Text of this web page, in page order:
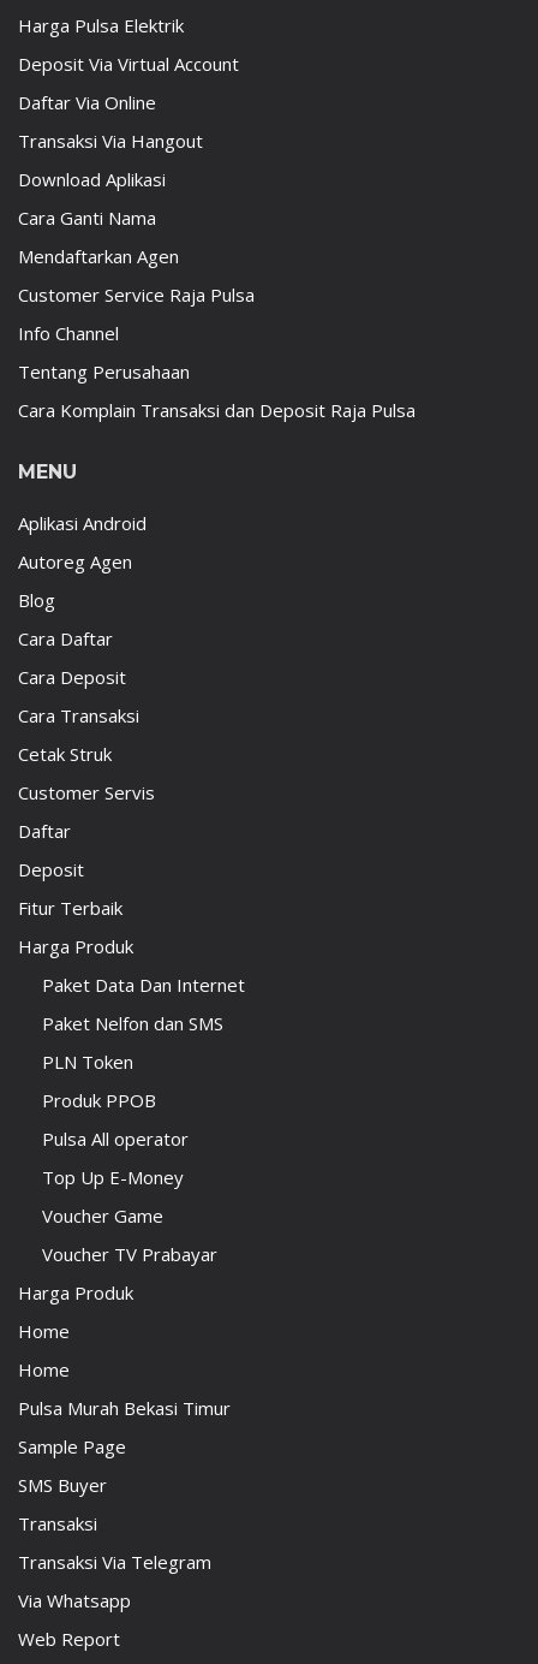
Harga Pulsa Elektrik
Deposit Via Virtual Account
Daftar Via Online
Transaksi Via Hangout
Download Aplikasi
Cara Ganti Nama
Mendaftarkan Agen
Customer Service Raja Pulsa
Info Channel
Tentang Perusahaan
Cara Komplain Transaksi dan Deposit Raja Pulsa
MENU
Aplikasi Android
Autoreg Agen
Blog
Cara Daftar
Cara Deposit
Cara Transaksi
Cetak Struk
Customer Servis
Daftar
Deposit
Fitur Terbaik
Harga Produk
Paket Data Dan Internet
Paket Nelfon dan SMS
PLN Token
Produk PPOB
Pulsa All operator
Top Up E-Money
Voucher Game
Voucher TV Prabayar
Harga Produk
Home
Home
Pulsa Murah Bekasi Timur
Sample Page
SMS Buyer
Transaksi
Transaksi Via Telegram
Via Whatsapp
Web Report